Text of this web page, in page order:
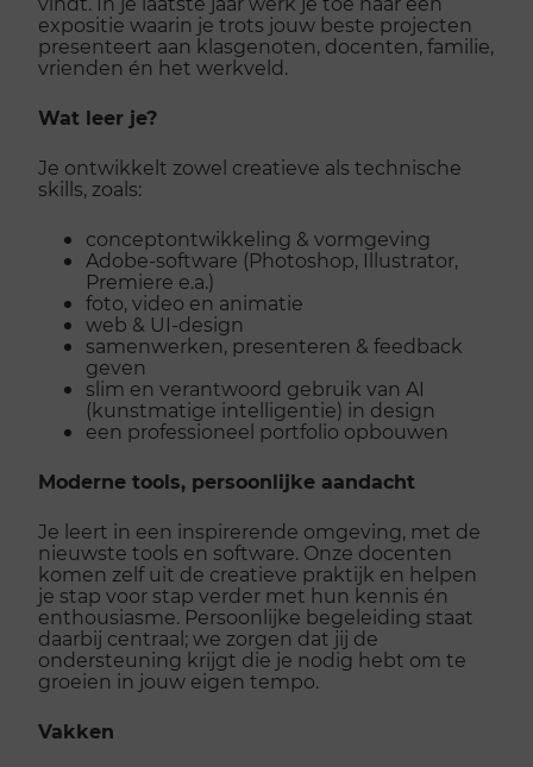
expositie waarin je trots jouw beste projecten
presenteert aan klasgenoten, docenten, familie,
vrienden én het werkveld.
Wat leer je?
Je ontwikkelt zowel creatieve als technische
skills, zoals:
conceptontwikkeling & vormgeving
Adobe-software (Photoshop, Illustrator,
Premiere e.a.)
foto, video en animatie
web & UI-design
samenwerken, presenteren & feedback
geven
slim en verantwoord gebruik van AI
(kunstmatige intelligentie) in design
een professioneel portfolio opbouwen
Moderne tools, persoonlijke aandacht
Je leert in een inspirerende omgeving, met de
nieuwste tools en software. Onze docenten
komen zelf uit de creatieve praktijk en helpen
je stap voor stap verder met hun kennis én
enthousiasme. Persoonlijke begeleiding staat
daarbij centraal; we zorgen dat jij de
ondersteuning krijgt die je nodig hebt om te
groeien in jouw eigen tempo.
Vakken